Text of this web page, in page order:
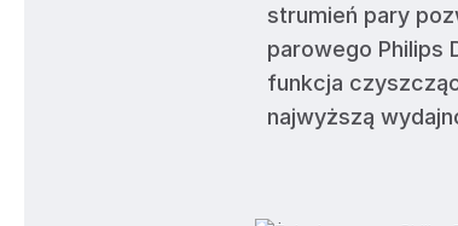
strumień pary
parowego Philips
funkcja
najwyższą